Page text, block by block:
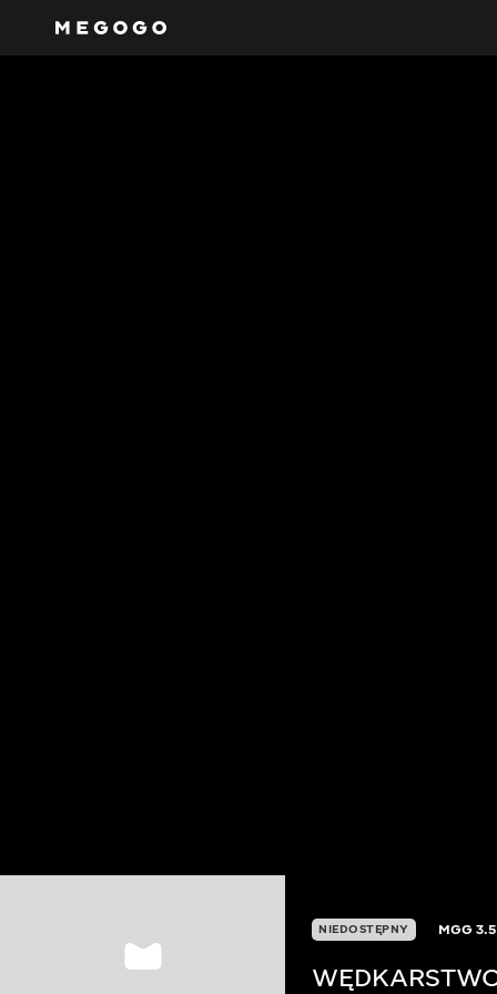
NIEDOSTĘPNY MGG3.5